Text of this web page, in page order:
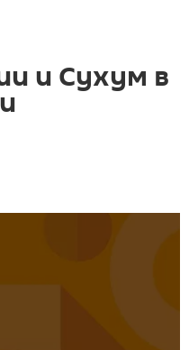
и Сухум в